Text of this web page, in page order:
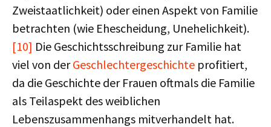
Zweistaatlichkeit) oder einen Aspekt von Familie
betrachten (wie Ehescheidung, Unehelichkeit).
[10] Die Geschichtsschreibung zur Familie hat
viel von derGeschlechtergeschichte profitiert,
da die Geschichte der Frauen oftmals die Familie
als Teilaspekt des weiblichen
Lebenszusammenhangs mitverhandelt hat.